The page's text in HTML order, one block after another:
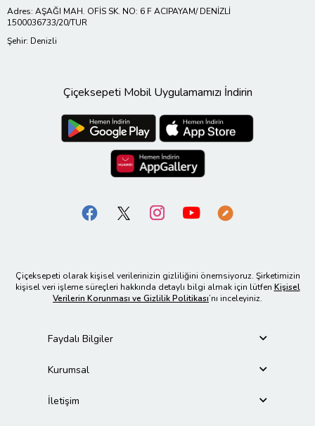
Adres: AŞAĞI MAH. OFİS SK. NO: 6 F ACIPAYAM/ DENİZLİ
1500036733/20/TUR
Şehir: Denizli
Çiçeksepeti Mobil Uygulamamızı İndirin
Çiçeksepeti olarak kişisel verilerinizin gizliliğini önemsiyoruz. Şirketimizin
kişisel veri işleme süreçleri hakkında detaylı bilgi almak için lütfen Kişisel
Verilerin Korunması ve Gizlilik Politikası’nı inceleyiniz.
Faydalı Bilgiler
Kurumsal
İletişim